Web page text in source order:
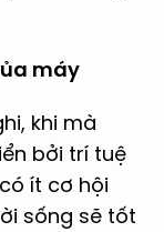
máy
khi mà
bởi trí tuệ
ít cơ hội
sống sẽ tốt